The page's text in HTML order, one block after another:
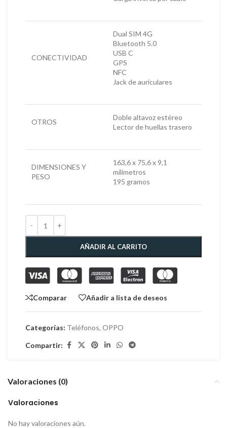
CONECTIVIDAD
Dual SIM 4G
Bluetooth 5.0
USB C
GPS
NFC
Jack de auriculares
OTROS
Doble altavoz estéreo
Lector de huellas trasero
DIMENSIONES Y
PESO
163,6 x 75,6 x 9,1
milímetros
195 gramos
AÑADIR AL CARRITO
Comparar Añadir a lista de deseos
Categorías: Teléfonos, OPPO
Compartir:
Valoraciones (0)
Valoraciones
No hay valoraciones aún.